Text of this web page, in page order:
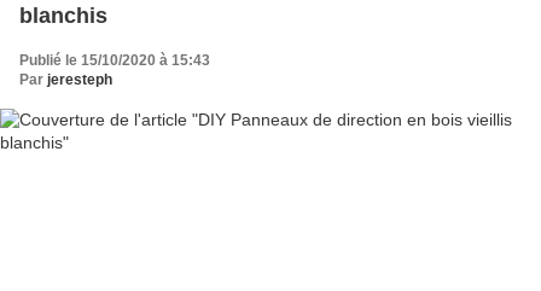
blanchis
Publié le 15/10/2020 à 15:43
Par jeresteph